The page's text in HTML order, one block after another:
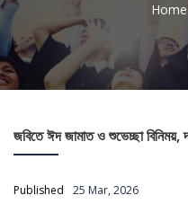
Home
জবিতে ঈদ জামাত ও শুভেচ্ছা বিনিময়,
Published 25 Mar, 2026